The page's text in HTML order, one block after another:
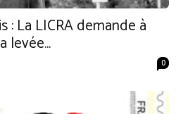
: La LICRA demande à
levée...
0